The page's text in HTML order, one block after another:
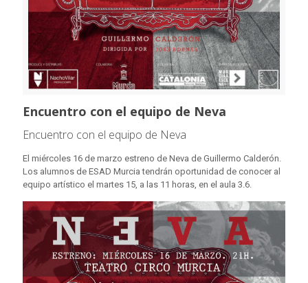
Encuentro con el equipo de Neva
Encuentro con el equipo de Neva
El miércoles 16 de marzo estreno de Neva de Guillermo Calderón.
Los alumnos de ESAD Murcia tendrán oportunidad de conocer al
equipo artístico el martes 15, a las 11 horas, en el aula 3.6.